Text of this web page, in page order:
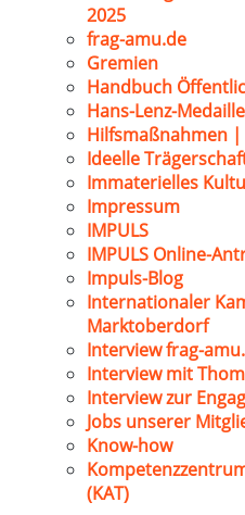
2025
frag-amu.de
Gremien
Handbuch
Hans-Lenz-Medaille
Hilfsmaßnahmen |
Ideelle
Immaterielles
Impressum
IMPULS
IMPULS Online-
Impuls-Blog
Internationaler
Marktoberdorf
Interview frag-
Interview mit
Interview zur
Jobs unserer
Know-how
(KAT)